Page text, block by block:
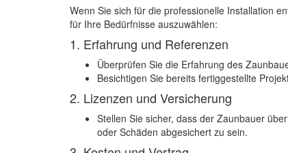
Wenn Sie sich für die professionelle Installation
für Ihre Bedürfnisse auszuwählen:
1. Erfahrung und Referenzen
Überprüfen Sie die Erfahrung des
Besichtigen Sie bereits fertiggestellte
2. Lizenzen und Versicherung
Stellen Sie sicher, dass der Zaunbauer
oder Schäden abgesichert zu sein.